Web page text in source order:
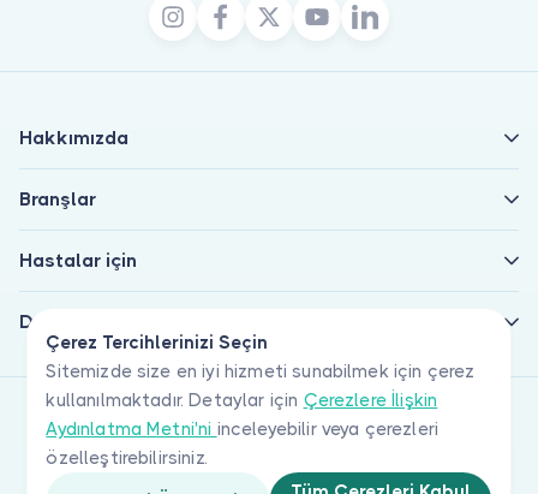
Çerez Tercihlerinizi Seçin
Sitemizde size en iyi hizmeti sunabilmek için çerez
kullanılmaktadır. Detaylar için Çerezlere İlişkin
Aydınlatma Metni'ni inceleyebilir veya çerezleri
özelleştirebilirsiniz.
Hakkımızda
Branşlar
Hastalar için
Doktorlar için